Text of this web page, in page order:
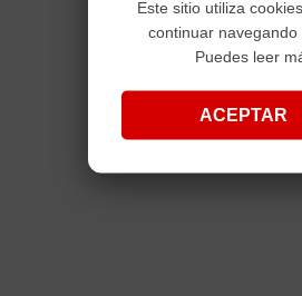
Este sitio utiliza
continuar
Puedes leer
ACEPTAR